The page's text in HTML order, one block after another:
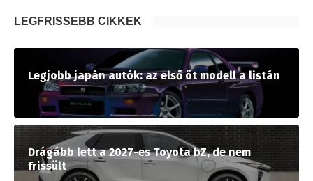
LEGFRISSEBB CIKKEK
Legjobb japán autók: az első öt modell a listán
Drágább lett a 2027-es Toyota bZ, de nem
frissült